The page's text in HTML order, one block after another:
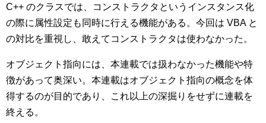
C++ のクラスでは、コンストラクタというインスタンス化
の際に属性設定も同時に行える機能がある。今回は VBA と
の対比を重視し、敢えてコンストラクタは使わなかった。
オブジェクト指向には、本連載では扱わなかった機能や特
徴があって奥深い。本連載はオブジェクト指向の概念を体
得するのが目的であり、これ以上の深掘りをせずに連載を
終える。